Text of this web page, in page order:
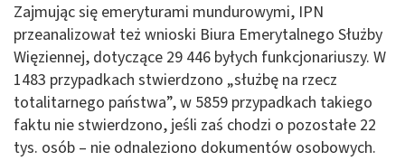
Zajmując się emeryturami mundurowymi, IPN
przeanalizował też wnioski Biura Emerytalnego Służby
Więziennej, dotyczące 29 446 byłych funkcjonariuszy. W
1483 przypadkach stwierdzono „służbę na rzecz
totalitarnego państwa”, w 5859 przypadkach takiego
faktu nie stwierdzono, jeśli zaś chodzi o pozostałe 22
tys. osób – nie odnaleziono dokumentów osobowych.